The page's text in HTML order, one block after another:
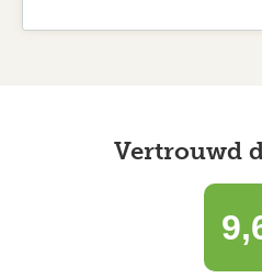
Vertrouwd